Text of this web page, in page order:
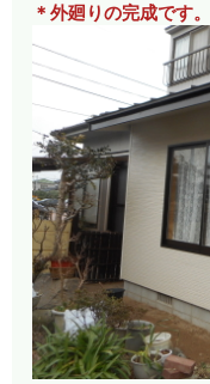
＊外廻りの完成です。